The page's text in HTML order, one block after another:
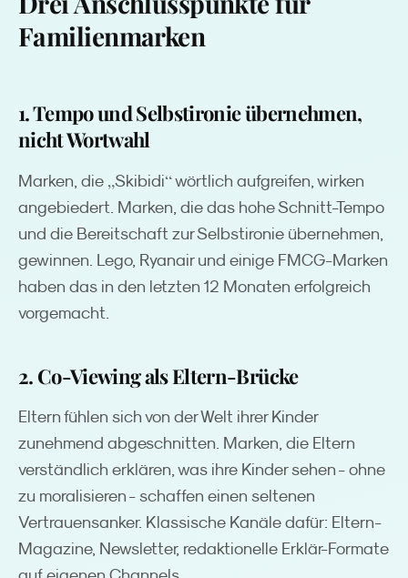
Familienmarken
1. Tempo und Selbstironie übernehmen,
nicht Wortwahl
Marken, die „Skibidi“wörtlich aufgreifen, wirken
angebiedert. Marken, die das hohe Schnitt-Tempo
und die Bereitschaft zur Selbstironie übernehmen,
gewinnen. Lego, Ryanair und einige FMCG-Marken
haben das in den letzten 12 Monaten erfolgreich
vorgemacht.
2. Co-Viewing als Eltern-Brücke
Eltern fühlen sich von der Welt ihrer Kinder
zunehmend abgeschnitten. Marken, die Eltern
verständlich erklären, was ihre Kinder sehen - ohne
zu moralisieren - schaffen einen seltenen
Vertrauensanker. Klassische Kanäle dafür: Eltern-
Magazine, Newsletter, redaktionelle Erklär-Formate